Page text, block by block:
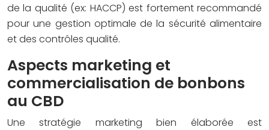
de la qualité (ex: HACCP) est fortement recommandé
pour une gestion optimale de la sécurité alimentaire
et des contrôles qualité.
Aspects marketing et
commercialisation de bonbons
au CBD
Une stratégie marketing bien élaborée est